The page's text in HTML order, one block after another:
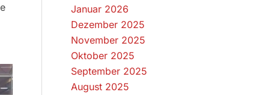
Januar 2026
Dezember 2025
November 2025
Oktober 2025
September 2025
August 2025